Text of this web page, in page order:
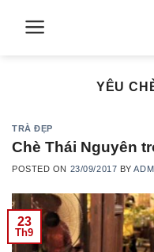
YÊU
TRÀ ĐẸP
Chè Thái Nguyên
POSTED ON 23/09/2017 BY
23
Th9